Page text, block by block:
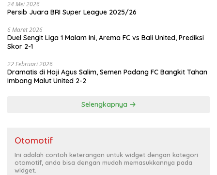
24 Mei 2026
Persib Juara BRI Super League 2025/26
6 Maret 2026
Duel Sengit Liga 1 Malam Ini, Arema FC vs Bali United, Prediksi
Skor 2-1
22 Februari 2026
Dramatis di Haji Agus Salim, Semen Padang FC Bangkit Tahan
Imbang Malut United 2-2
Selengkapnya
Otomotif
Ini adalah contoh keterangan untuk widget dengan kategori
otomotif, anda bisa dengan mudah memasukkannya pada
widget.